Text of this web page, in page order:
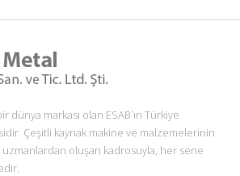
dünya markası olan ESAB`ın Türkiye
Çeşitli kaynak makine ve malzemelerinin
uzmanlardan oluşan kadrosuyla, her sene